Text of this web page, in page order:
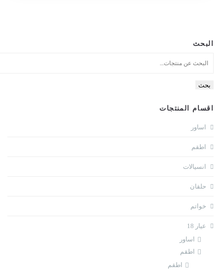
البحث
بحث
اقسام المنتجات
اساور
اطقم
انسيالات
حلقان
خواتم
عيار 18
اساور
اطقم
اطقم